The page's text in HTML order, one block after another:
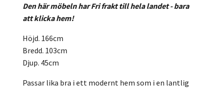
Den här möbeln har Fri frakt till hela landet - bara
att klicka hem!
Höjd. 166cm
Bredd. 103cm
Djup. 45cm
Passar lika bra i ett modernt hem som i en lantlig